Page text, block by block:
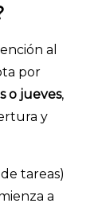
al
por
o jueves,
y
tareas)
a